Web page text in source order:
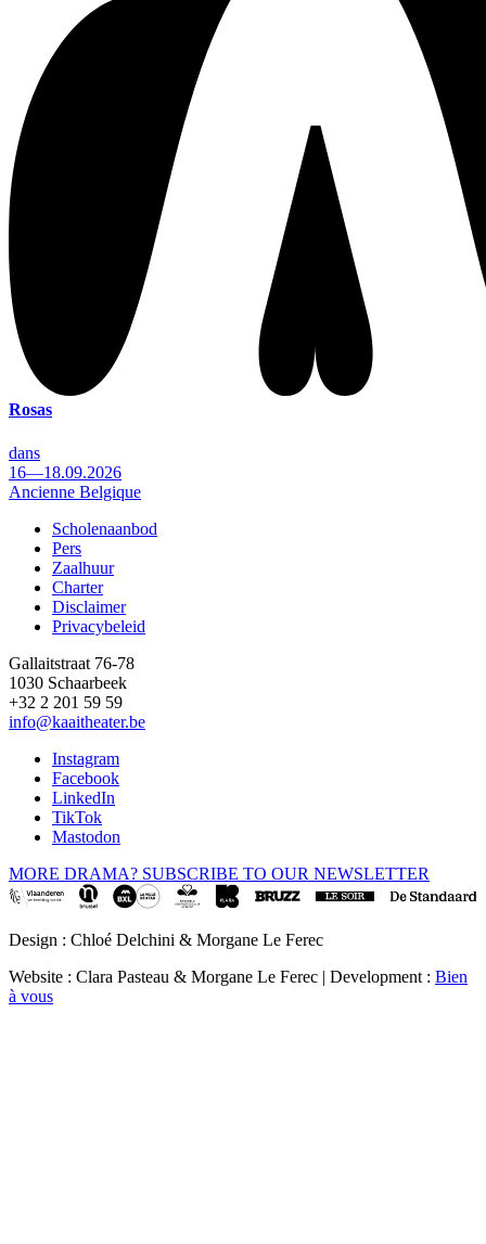
Rosas
dans
16—18.09.2026
Ancienne Belgique
Footer
Scholenaanbod
Pers
Zaalhuur
Charter
Disclaimer
Privacybeleid
Gallaitstraat 76-78
1030 Schaarbeek
+32 2 201 59 59
info@kaaitheater.be
Instagram
Facebook
LinkedIn
TikTok
Mastodon
MORE DRAMA? SUBSCRIBE TO OUR NEWSLETTER
Design : Chloé Delchini & Morgane Le Ferec
Website : Clara Pasteau & Morgane Le Ferec | Development : Bien
à vous